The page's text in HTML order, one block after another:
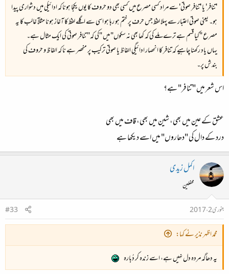
'تنافر' یا 'تنافر صوتی' سے مراد کسی مصرع میں کسی بھی دو حروف کا یوں یکجا ہونا کہ ادائیگی میں دشواری پیدا
ہو۔ یعنی صوتی اعتبار سے پہلا لفظ جس حرف پر ختم ہو رہا ہو اسی سے اگلے لفظ کا آغاز ہونا مثلآ غالب کا یہ
مصرع "کیا قسم ہے ترے ملے کی کہ کھا بھی نہ سکوں" میں‌ "کی کہ" تنافر صوتی کی ایک مثال ہے۔
یہاں یاد رکھنا چاہیے کہ تنافر کا انحصار ادائیگیِ الفاظ یا صوتی ترکیب پر منحصر ہے نا کہ الفاظ و حروف کی
بندش پر۔
اس شعر میں "تنافر" ہے؟
عشق کے عین میں بھی، شین میں بھی، قاف میں بھی
درد کے دال کی "دھاروں" میں اسے دیکھا ہے
اکمل زیدی
محفلین
جنوری 2، 2017
#33
محمد اظہر نذیر نے کہا:
یہ دھاگہ مردہ دل نہیں ہے، اسے زندہ کر دُبارہ